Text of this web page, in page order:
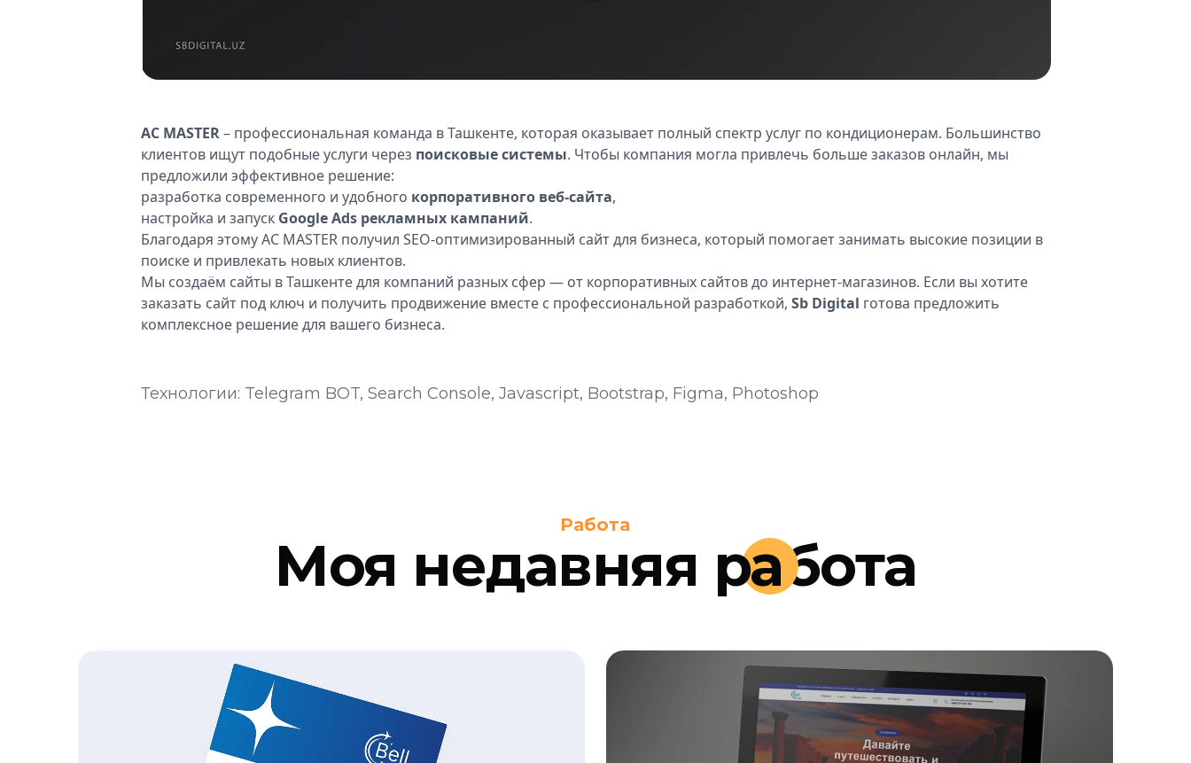
AC MASTER– профессиональная команда в Ташкенте, которая оказывает полный спектр услуг по кондиционерам. Большинство
клиентов ищут подобные услуги через поисковые системы. Чтобы компания могла привлечь больше заказов онлайн, мы
предложили эффективное решение:
разработка современного и удобного корпоративного веб-сайта,
настройка и запуск Google Ads рекламных кампаний.
Благодаря этому AC MASTER получил SEO-оптимизированный сайт для бизнеса, который помогает занимать высокие позиции в
поиске и привлекать новых клиентов.
Мы создаём сайты в Ташкенте для компаний разных сфер — от корпоративных сайтов до интернет-магазинов. Если вы хотите
заказать сайт под ключ и получить продвижение вместе с профессиональной разработкой, Sb Digital готова предложить
комплексное решение для вашего бизнеса.
Технологии: Telegram BOT, Search Console, Javascript, Bootstrap, Figma, Photoshop
Работа
Моя недавняя работа